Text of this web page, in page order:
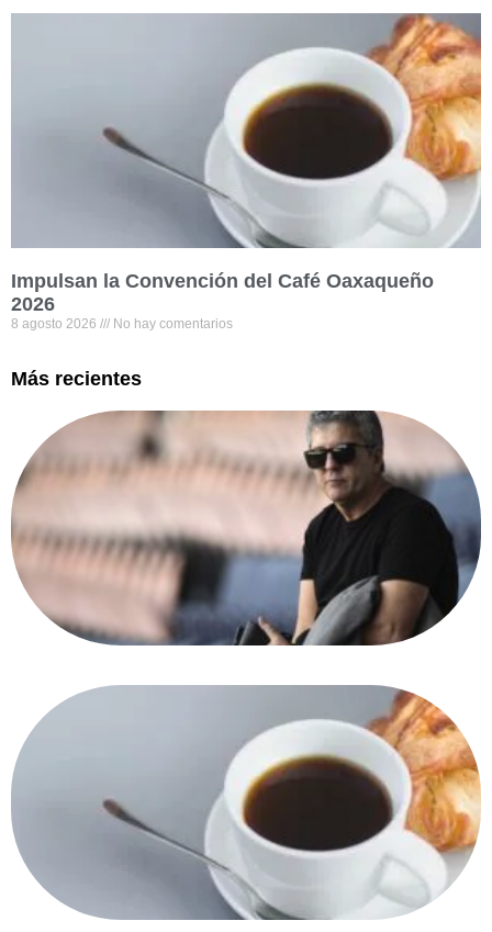
Impulsan la Convención del Café Oaxaqueño
2026
8 agosto 2026 No hay comentarios
Más recientes